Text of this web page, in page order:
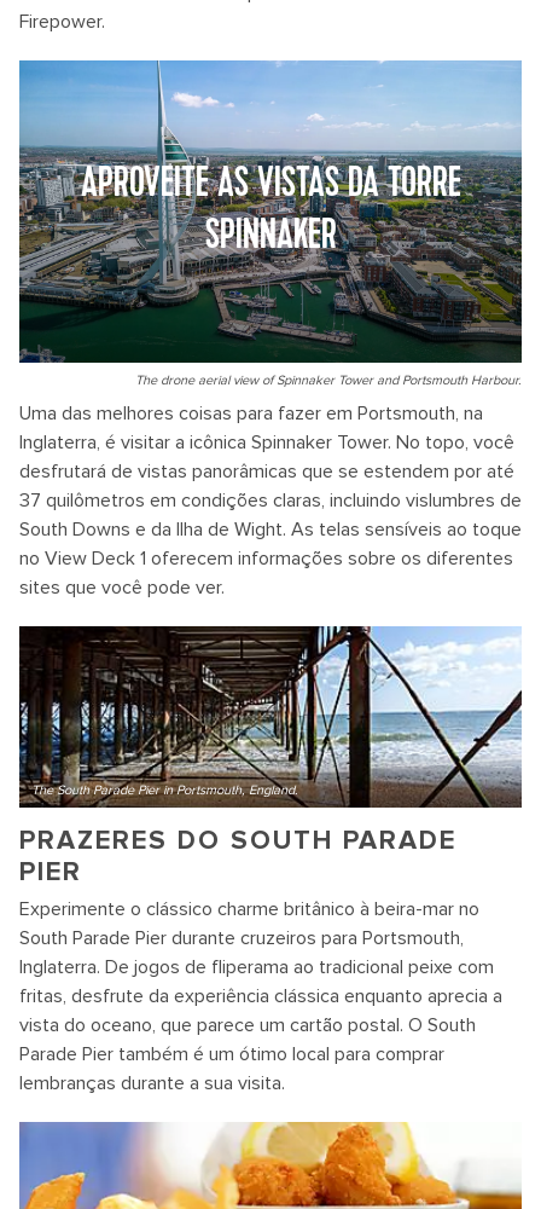
Firepower.
APROVEITE AS VISTAS DA TORRE
SPINNAKER
The drone aerial view of Spinnaker Tower and Portsmouth Harbour.
Uma das melhores coisas para fazer em Portsmouth, na
Inglaterra, é visitar a icônica Spinnaker Tower. No topo, você
desfrutará de vistas panorâmicas que se estendem por até
37 quilômetros em condições claras, incluindo vislumbres de
South Downs e da Ilha de Wight. As telas sensíveis ao toque
no View Deck 1 oferecem informações sobre os diferentes
sites que você pode ver.
The South Parade Pier in Portsmouth, England.
PRAZERES DO SOUTH PARADE
PIER
Experimente o clássico charme britânico à beira-mar no
South Parade Pier durante cruzeiros para Portsmouth,
Inglaterra. De jogos de fliperama ao tradicional peixe com
fritas, desfrute da experiência clássica enquanto aprecia a
vista do oceano, que parece um cartão postal. O South
Parade Pier também é um ótimo local para comprar
lembranças durante a sua visita.